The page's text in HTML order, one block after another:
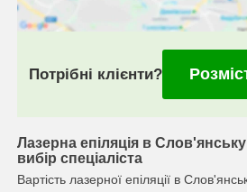
Потрібні клієнти?
Лазерна епіляція в
вибір спеціаліста
Вартість лазерної епіляції в